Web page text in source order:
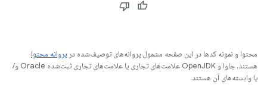
محتوا و نمونه کدها در این صفحه مشمول پروانه‌های توصیف‌شده در پروانه محتوا
هستند. جاوا و OpenJDK علامت‌های تجاری یا علامت‌های تجاری ثبت‌شده Oracle و/
یا وابسته‌های آن هستند.